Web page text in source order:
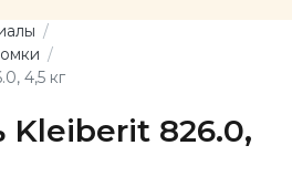
4,5 кг
Kleiberit 826.0,